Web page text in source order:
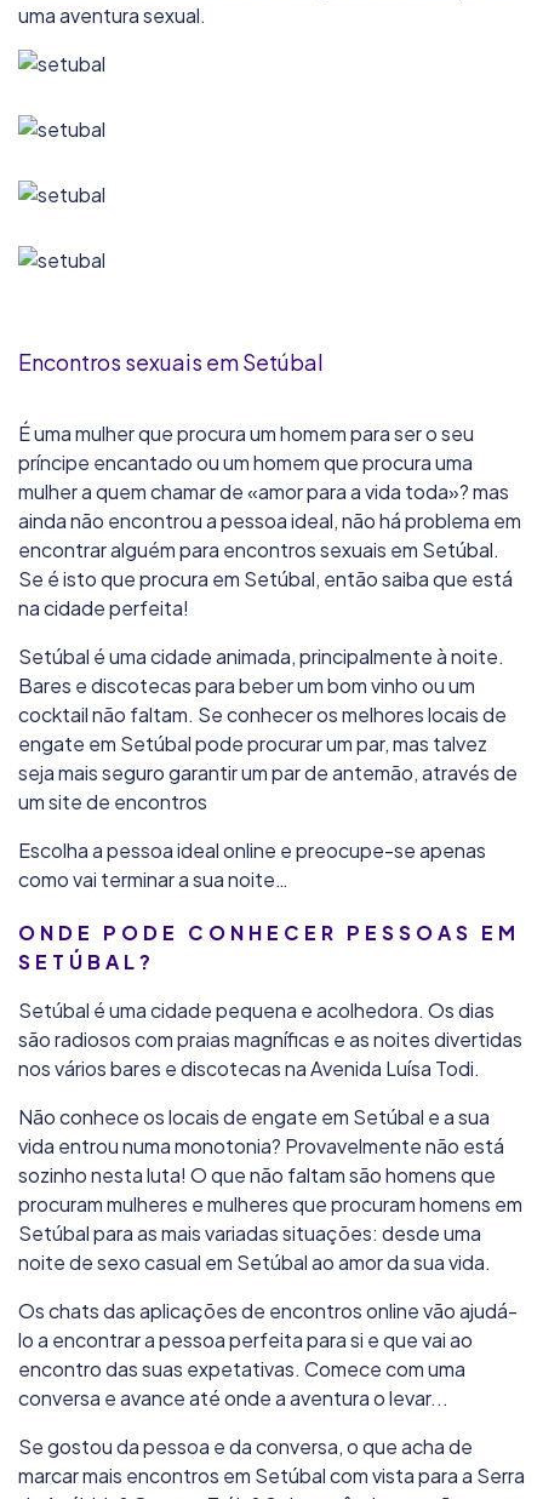
uma aventura sexual.
Encontros sexuais em Setúbal
É uma mulher que procura um homem para ser o seu
príncipe encantado ou um homem que procura uma
mulher a quem chamar de «amor para a vida toda»? mas
ainda não encontrou a pessoa ideal, não há problema em
encontrar alguém para encontros sexuais em Setúbal.
Se é isto que procura em Setúbal, então saiba que está
na cidade perfeita!
Setúbal é uma cidade animada, principalmente à noite.
Bares e discotecas para beber um bom vinho ou um
cocktail não faltam. Se conhecer os melhores locais de
engate em Setúbal pode procurar um par, mas talvez
seja mais seguro garantir um par de antemão, através de
um site de encontros
Escolha a pessoa ideal online e preocupe-se apenas
como vai terminar a sua noite…
ONDE PODE CONHECER PESSOAS EM
SETÚBAL?
Setúbal é uma cidade pequena e acolhedora. Os dias
são radiosos com praias magníficas e as noites divertidas
nos vários bares e discotecas na Avenida Luísa Todi.
Não conhece os locais de engate em Setúbal e a sua
vida entrou numa monotonia? Provavelmente não está
sozinho nesta luta! O que não faltam são homens que
procuram mulheres e mulheres que procuram homens em
Setúbal para as mais variadas situações: desde uma
noite de sexo casual em Setúbal ao amor da sua vida.
Os chats das aplicações de encontros online vão ajudá-
lo a encontrar a pessoa perfeita para si e que vai ao
encontro das suas expetativas. Comece com uma
conversa e avance até onde a aventura o levar...
Se gostou da pessoa e da conversa, o que acha de
marcar mais encontros em Setúbal com vista para a Serra